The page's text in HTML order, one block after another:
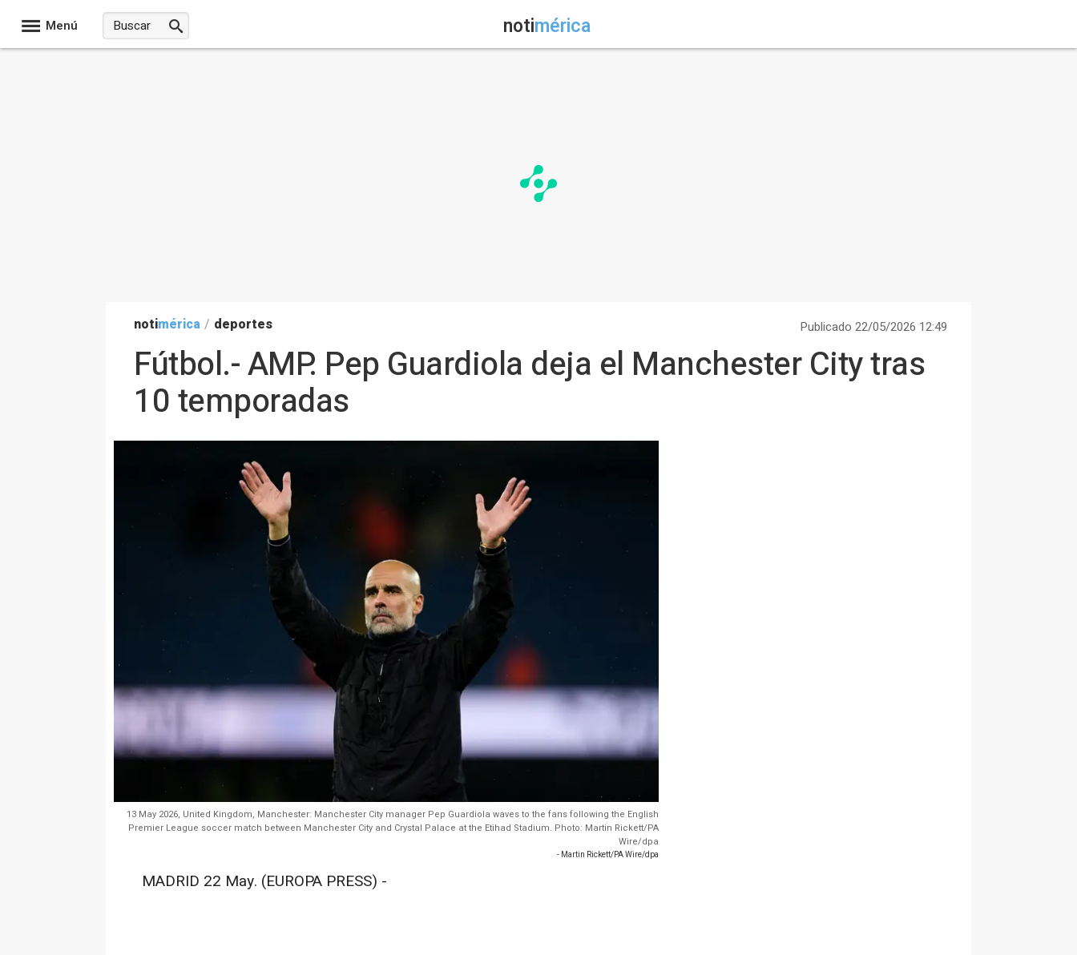
Menú notimérica
notimérica / deportes Publicado 22/05/2026 12:49
Fútbol.- AMP. Pep Guardiola deja el Manchester City tras
10 temporadas
13 May 2026, United Kingdom, Manchester: Manchester City manager Pep Guardiola waves to the fans following the English
Premier League soccer match between Manchester City and Crystal Palace at the Etihad Stadium. Photo: Martin Rickett/PA
Wire/dpa
- Martin Rickett/PA Wire/dpa
MADRID 22 May. (EUROPA PRESS) -